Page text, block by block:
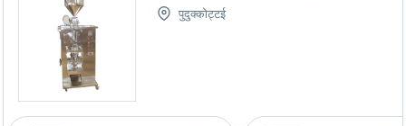
पुदुक्कोट्टई